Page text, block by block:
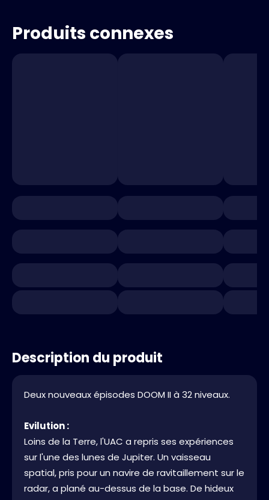
Produits connexes
Description du produit
Deux nouveaux épisodes DOOM II à 32 niveaux.
Evilution :
Loins de la Terre, l'UAC a repris ses expériences
sur l'une des lunes de Jupiter. Un vaisseau
spatial, pris pour un navire de ravitaillement sur le
radar, a plané au-dessus de la base. De hideux